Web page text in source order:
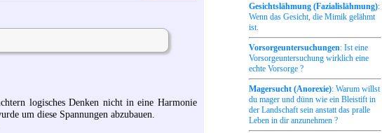
logisches Denken nicht in eine Harmonie
um diese Spannungen abzubauen.
Gesichtslähmung (Fazialislähmung):
Wenn das Gesicht, die Mimik gelähmt
ist.
Vorsorgeuntersuchungen: Ist eine
Vorsorgeuntersuchung wirklich eine
echte Vorsorge ?
Magersucht (Anorexie): Warum willst
du mager und dünn wie ein Bleistift in
der Landschaft sein anstatt das pralle
Leben in dir anzunehmen ?